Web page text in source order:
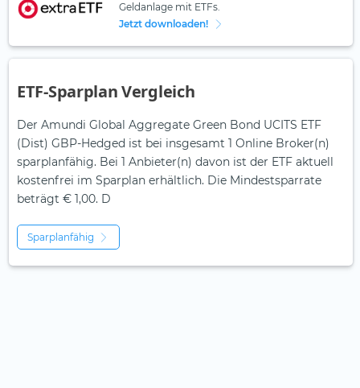
Geldanlage mit ETFs.
Jetzt downloaden!
ETF-Sparplan Vergleich
Der Amundi Global Aggregate Green Bond UCITS ETF
(Dist) GBP-Hedged ist bei insgesamt 1 Online Broker(n)
sparplanfähig. Bei 1 Anbieter(n) davon ist der ETF aktuell
kostenfrei im Sparplan erhältlich. Die Mindestsparrate
beträgt € 1,00. D
Sparplanfähig